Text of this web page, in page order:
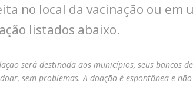
no local da vacinação ou em
listados abaixo.
será destinada aos municípios, seus bancos
sem problemas. A doação é espontânea e